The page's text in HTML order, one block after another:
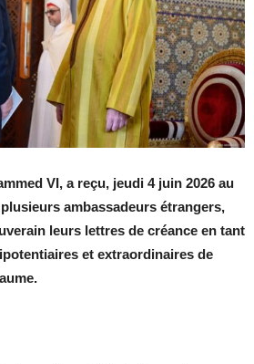
VI, a reçu, jeudi 4 juin 2026 au
ambassadeurs étrangers,
leurs lettres de créance en tant
et extraordinaires de